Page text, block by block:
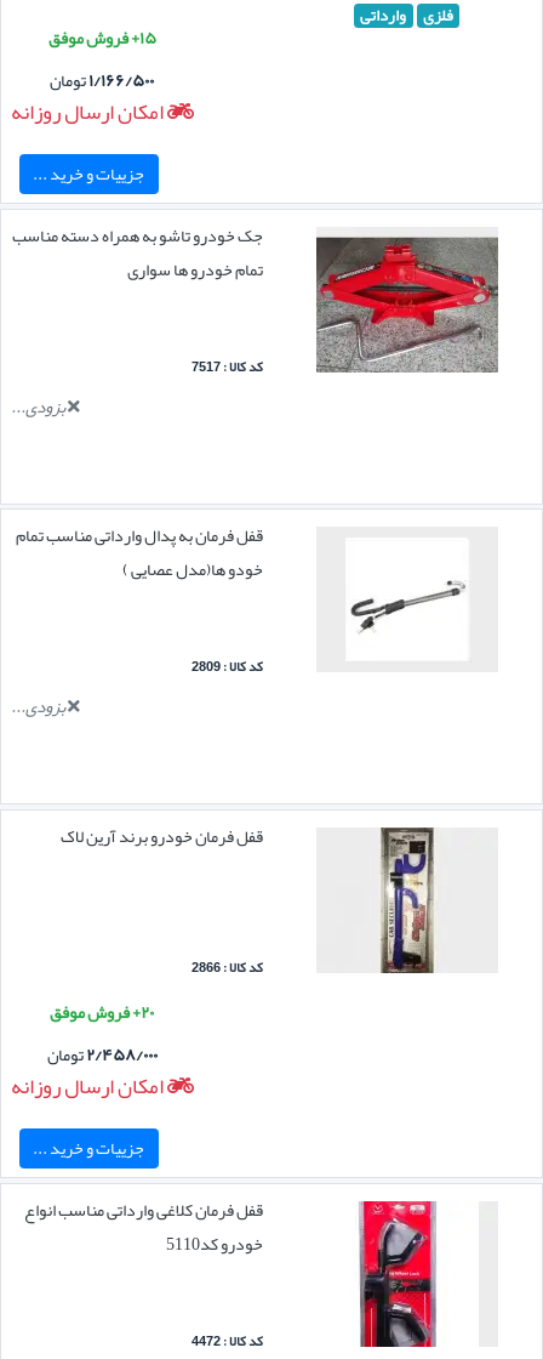
فلزی وارداتی
۱۵+ فروش موفق
۱/۱۶۶/۵۰۰تومان
امکان ارسال روزانه
جزییات و خرید ...
جک خودرو تاشو به همراه دسته مناسب
تمام خودرو ها سواری
کد کالا : 7517
بزودی...
قفل فرمان به پدال وارداتی مناسب تمام
خودو ها(مدل عصایی )
کد کالا : 2809
بزودی...
قفل فرمان خودرو برند آرین لاک
کد کالا : 2866
۲۰+ فروش موفق
۲/۴۵۸/۰۰۰تومان
امکان ارسال روزانه
جزییات و خرید ...
قفل فرمان کلاغی وارداتی مناسب انواع
خودرو کد5110
کد کالا : 4472